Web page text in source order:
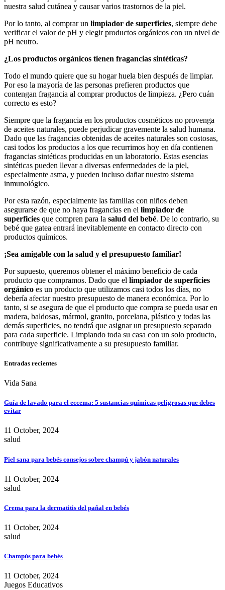
nuestra salud cutánea y causar varios trastornos de la piel.
Por lo tanto, al comprar un limpiador de superficies, siempre debe
verificar el valor de pH y elegir productos orgánicos con un nivel de
pH neutro.
¿Los productos orgánicos tienen fragancias sintéticas?
Todo el mundo quiere que su hogar huela bien después de limpiar.
Por eso la mayoría de las personas prefieren productos que
contengan fragancia al comprar productos de limpieza. ¿Pero cuán
correcto es esto?
Siempre que la fragancia en los productos cosméticos no provenga
de aceites naturales, puede perjudicar gravemente la salud humana.
Dado que las fragancias obtenidas de aceites naturales son costosas,
casi todos los productos a los que recurrimos hoy en día contienen
fragancias sintéticas producidas en un laboratorio. Estas esencias
sintéticas pueden llevar a diversas enfermedades de la piel,
especialmente asma, y pueden incluso dañar nuestro sistema
inmunológico.
Por esta razón, especialmente las familias con niños deben
asegurarse de que no haya fragancias en el limpiador de
superficies que compren para la salud del bebé. De lo contrario, su
bebé que gatea entrará inevitablemente en contacto directo con
productos químicos.
¡Sea amigable con la salud y el presupuesto familiar!
Por supuesto, queremos obtener el máximo beneficio de cada
producto que compramos. Dado que el limpiador de superficies
orgánico es un producto que utilizamos casi todos los días, no
debería afectar nuestro presupuesto de manera económica. Por lo
tanto, si se asegura de que el producto que compra se pueda usar en
madera, baldosas, mármol, granito, porcelana, plástico y todas las
demás superficies, no tendrá que asignar un presupuesto separado
para cada superficie. Limpiando toda su casa con un solo producto,
contribuye significativamente a su presupuesto familiar.
Entradas recientes
Vida Sana
Guía de lavado para el eccema: 5 sustancias químicas peligrosas que debes
evitar
11 October, 2024
salud
Piel sana para bebés consejos sobre champú y jabón naturales
11 October, 2024
salud
Crema para la dermatitis del pañal en bebés
11 October, 2024
salud
Champús para bebés
11 October, 2024
Juegos Educativos